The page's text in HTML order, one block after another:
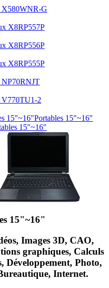
G
X8RP557P
X8RP556P
X8RP555P
2
Portables 15"~16"
15"~16"
15"~16"
Images 3D, CAO,
graphiques, Calculs
Développement, Photo,
Internet.